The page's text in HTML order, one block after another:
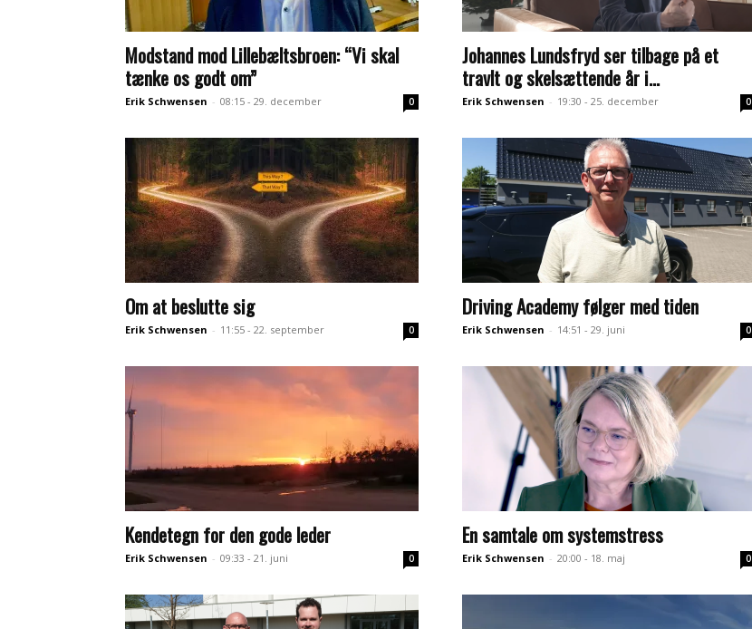
Modstand mod Lillebæltsbroen: “Vi skal
tænke os godt om”
Erik Schwensen - 08:15 - 29. december 0
Johannes Lundsfryd ser tilbage på et
travlt og skelsættende år i...
Erik Schwensen - 19:30 - 25. december 0
Om at beslutte sig
Erik Schwensen - 11:55 - 22. september 0
Driving Academy følger med tiden
Erik Schwensen - 14:51 - 29. juni 0
Kendetegn for den gode leder
Erik Schwensen - 09:33 - 21. juni 0
En samtale om systemstress
Erik Schwensen - 20:00 - 18. maj 0